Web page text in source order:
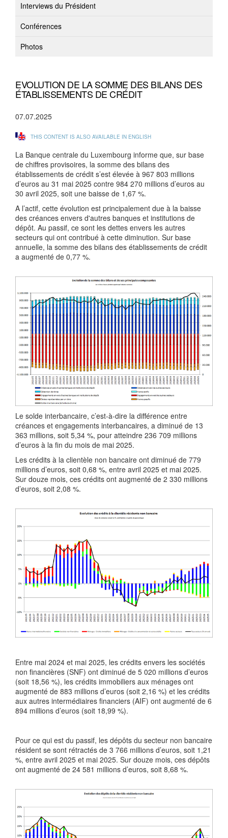
Interviews du Président
Conférences
Photos
EVOLUTION DE LA SOMME DES BILANS DES
ÉTABLISSEMENTS DE CRÉDIT
07.07.2025
THIS CONTENT IS ALSO AVAILABLE IN ENGLISH
La Banque centrale du Luxembourg informe que, sur base
de chiffres provisoires, la somme des bilans des
établissements de crédit s’est élevée à 967 803 millions
d’euros au 31 mai 2025 contre 984 270 millions d’euros au
30 avril 2025, soit une baisse de 1,67 %.
A l’actif, cette évolution est principalement due à la baisse
des créances envers d'autres banques et institutions de
dépôt. Au passif, ce sont les dettes envers les autres
secteurs qui ont contribué à cette diminution. Sur base
annuelle, la somme des bilans des établissements de crédit
a augmenté de 0,77 %.
Le solde interbancaire, c’est-à-dire la différence entre
créances et engagements interbancaires, a diminué de 13
363 millions, soit 5,34 %, pour atteindre 236 709 millions
d’euros à la fin du mois de mai 2025.
Les crédits à la clientèle non bancaire ont diminué de 779
millions d’euros, soit 0,68 %, entre avril 2025 et mai 2025.
Sur douze mois, ces crédits ont augmenté de 2 330 millions
d’euros, soit 2,08 %.
Entre mai 2024 et mai 2025, les crédits envers les sociétés
non financières (SNF) ont diminué de 5 020 millions d’euros
(soit 18,56 %), les crédits immobiliers aux ménages ont
augmenté de 883 millions d’euros (soit 2,16 %) et les crédits
aux autres intermédiaires financiers (AIF) ont augmenté de 6
894 millions d’euros (soit 18,99 %).
Pour ce qui est du passif, les dépôts du secteur non bancaire
résident se sont rétractés de 3 766 millions d’euros, soit 1,21
%, entre avril 2025 et mai 2025. Sur douze mois, ces dépôts
ont augmenté de 24 581 millions d’euros, soit 8,68 %.